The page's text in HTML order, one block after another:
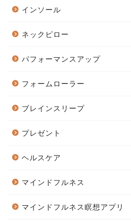
インソール
ネックピロー
パフォーマンスアップ
フォームローラー
ブレインスリープ
プレゼント
ヘルスケア
マインドフルネス
マインドフルネス瞑想アプリ